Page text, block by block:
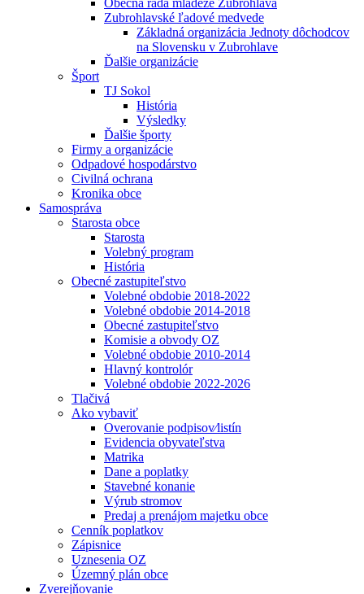
Obecná rada mládeže Zubrohlava
Zubrohlavské ľadové medvede
Základná organizácia Jednoty dôchodcov
na Slovensku v Zubrohlave
Ďalšie organizácie
Šport
TJ Sokol
História
Výsledky
Ďalšie športy
Firmy a organizácie
Odpadové hospodárstvo
Civilná ochrana
Kronika obce
Samospráva
Starosta obce
Starosta
Volebný program
História
Obecné zastupiteľstvo
Volebné obdobie 2018-2022
Volebné obdobie 2014-2018
Obecné zastupiteľstvo
Komisie a obvody OZ
Volebné obdobie 2010-2014
Hlavný kontrolór
Volebné obdobie 2022-2026
Tlačivá
Ako vybaviť
Overovanie podpisov⁄listín
Evidencia obyvateľstva
Matrika
Dane a poplatky
Stavebné konanie
Výrub stromov
Predaj a prenájom majetku obce
Cenník poplatkov
Zápisnice
Uznesenia OZ
Územný plán obce
Zverejňovanie